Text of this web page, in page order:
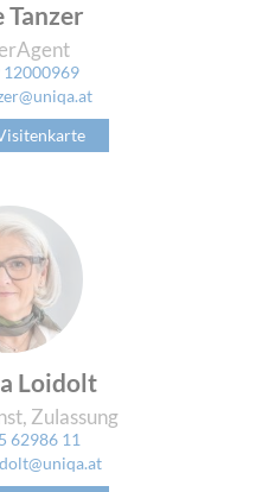
Tanzer
12000969
Loidolt
Zulassung
62986 11